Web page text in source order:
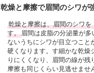
乾燥と摩擦で眉間のシワが
乾燥と摩擦は、眉間のシワ
す。 眉間は皮脂の分泌量が
ないうちにシワが目立つこと
硬くなります。す細かな乾燥
りにくくなり、眉間の線が残
摩擦も同じくらい見逃せませ